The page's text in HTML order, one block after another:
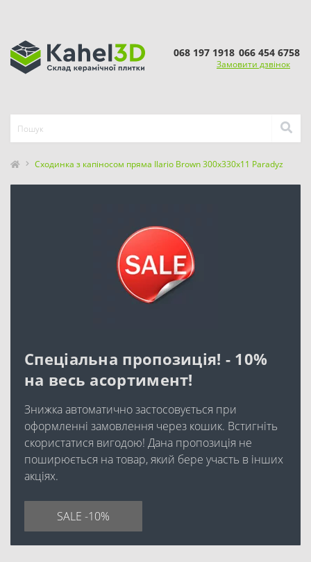
068 197 1918 066 454 6758
Замовити дзвінок
Сходинка з капіносом пряма Ilario Brown 300x330x11 Paradyz
Спеціальна пропозиція! - 10%
на весь асортимент!
Знижка автоматично застосовується при
оформленні замовлення через кошик. Встигніть
скористатися вигодою! Дана пропозиція не
поширюється на товар, який бере участь в інших
акціях.
SALE -10%